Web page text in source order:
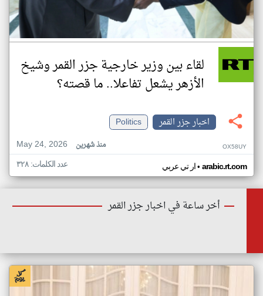
لقاء بين وزير خارجية جزر القمر وشيخ
الأزهر يشعل تفاعلا.. ما قصته؟
اخبار جزر القمر
Politics
May 24, 2026
منذ شهرين OX58UY
ار تي عربي• arabic.rt.com عدد الكلمات: ٣٢٨
أخر ساعة في اخبار جزر القمر